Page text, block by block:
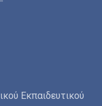
Εκπαιδευτικού